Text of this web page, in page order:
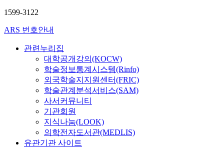
1599-3122
ARS 번호안내
관련누리집
대학공개강의(KOCW)
학술정보통계시스템(Rinfo)
외국학술지지원센터(FRIC)
학술관계분석서비스(SAM)
사서커뮤니티
기관회원
지식나눔(LOOK)
의학전자도서관(MEDLIS)
유관기관 사이트